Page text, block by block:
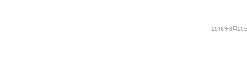
2016年6月20
/